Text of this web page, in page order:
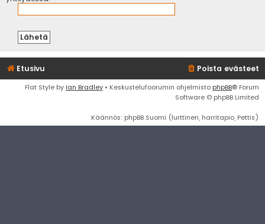
Etusivu Poista evästeet
Flat Style by Ian Bradley • Keskustelufoorumin ohjelmisto phpBB® Forum
Software © phpBB Limited
Käännös: phpBB Suomi (lurttinen, harritapio, Pettis)